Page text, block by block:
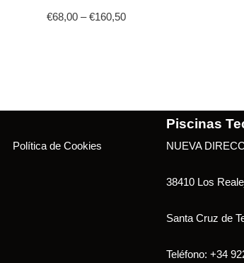
€68,00 –€160,50
Política de Cookies
Piscinas
NUEVA
38410 Los
Santa Cruz de
Teléfono: +34